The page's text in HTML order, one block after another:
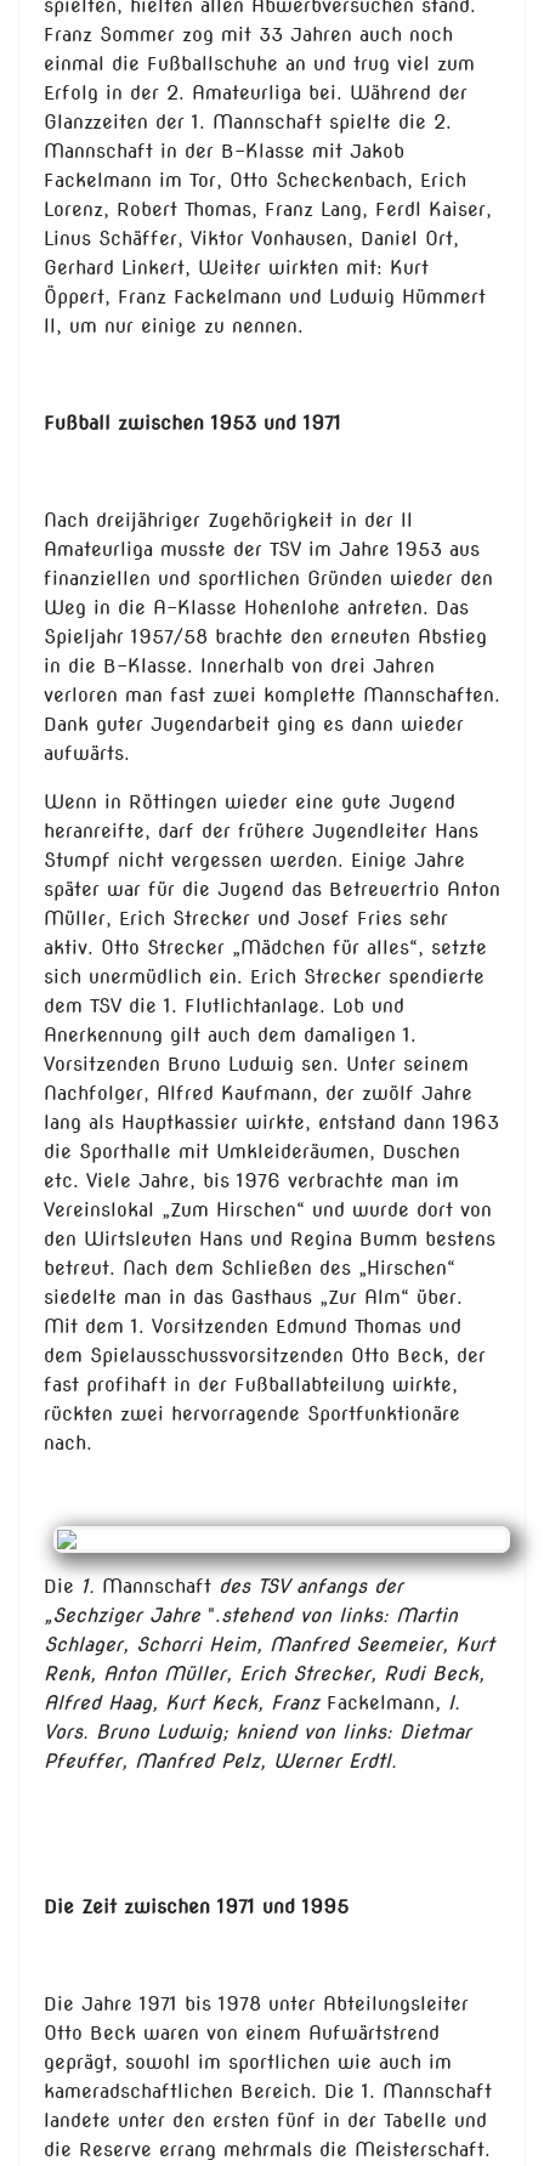
spielten, hielten allen Abwerbversuchen stand.
Franz Sommer zog mit 33 Jahren auch noch
einmal die Fußballschuhe an und trug viel zum
Erfolg in der 2. Amateurliga bei. Während der
Glanzzeiten der 1. Mannschaft spielte die 2.
Mannschaft in der B-Klasse mit Jakob
Fackelmann im Tor, Otto Scheckenbach, Erich
Lorenz, Robert Thomas, Franz Lang, Ferdl Kaiser,
Linus Schäffer, Viktor Vonhausen, Daniel Ort,
Gerhard Linkert, Weiter wirkten mit: Kurt
Öppert, Franz Fackelmann und Ludwig Hümmert
II, um nur einige zu nennen.
Fußball zwischen 1953 und 1971
Nach dreijähriger Zugehörigkeit in der II
Amateurliga musste der TSV im Jahre 1953 aus
finanziellen und sportlichen Gründen wieder den
Weg in die A-Klasse Hohenlohe antreten. Das
Spieljahr 1957/58 brachte den erneuten Abstieg
in die B-Klasse. Innerhalb von drei Jahren
verloren man fast zwei komplette Mannschaften.
Dank guter Jugendarbeit ging es dann wieder
aufwärts.
Wenn in Röttingen wieder eine gute Jugend
heranreifte, darf der frühere Jugendleiter Hans
Stumpf nicht vergessen werden. Einige Jahre
später war für die Jugend das Betreuertrio Anton
Müller, Erich Strecker und Josef Fries sehr
aktiv. Otto Strecker „Mädchen für alles“, setzte
sich unermüdlich ein. Erich Strecker spendierte
dem TSV die 1. Flutlichtanlage. Lob und
Anerkennung gilt auch dem damaligen 1.
Vorsitzenden Bruno Ludwig sen. Unter seinem
Nachfolger, Alfred Kaufmann, der zwölf Jahre
lang als Hauptkassier wirkte, entstand dann 1963
die Sporthalle mit Umkleideräumen, Duschen
etc. Viele Jahre, bis 1976 verbrachte man im
Vereinslokal „Zum Hirschen“ und wurde dort von
den Wirtsleuten Hans und Regina Bumm bestens
betreut. Nach dem Schließen des „Hirschen“
siedelte man in das Gasthaus „Zur Alm“ über.
Mit dem 1. Vorsitzenden Edmund Thomas und
dem Spielausschussvorsitzenden Otto Beck, der
fast profihaft in der Fußballabteilung wirkte,
rückten zwei hervorragende Sportfunktionäre
nach.
Die 1. Mannschaft des TSV anfangs der
„Sechziger Jahre ".stehend von links: Martin
Schlager, Schorri Heim, Manfred Seemeier, Kurt
Renk, Anton Müller, Erich Strecker, Rudi Beck,
Alfred Haag, Kurt Keck, Franz Fackelmann, I.
Vors. Bruno Ludwig; kniend von links: Dietmar
Pfeuffer, Manfred Pelz, Werner Erdtl.
Die Zeit zwischen 1971 und 1995
Die Jahre 1971 bis 1978 unter Abteilungsleiter
Otto Beck waren von einem Aufwärtstrend
geprägt, sowohl im sportlichen wie auch im
kameradschaftlichen Bereich. Die 1. Mannschaft
landete unter den ersten fünf in der Tabelle und
die Reserve errang mehrmals die Meisterschaft.